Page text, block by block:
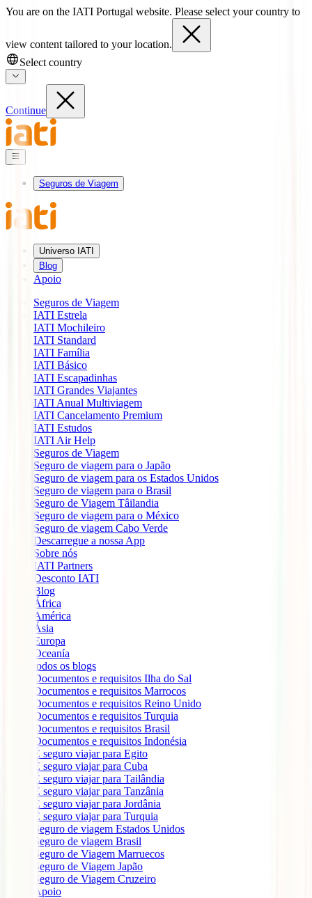
You are on the IATI Portugal website. Please select your country to
view content tailored to your location.
Select country
Continue
Seguros de Viagem
Universo IATI
Blog
Apoio
Seguros de Viagem
IATI Estrela
IATI Mochileiro
IATI Standard
IATI Família
IATI Básico
IATI Escapadinhas
IATI Grandes Viajantes
IATI Anual Multiviagem
IATI Cancelamento Premium
IATI Estudos
IATI Air Help
Seguros de Viagem
Seguro de viagem para o Japão
Seguro de viagem para os Estados Unidos
Seguro de viagem para o Brasil
Seguro de Viagem Tâilandia
Seguro de viagem para o México
Seguro de viagem Cabo Verde
Descarregue a nossa App
Sobre nós
IATI Partners
Desconto IATI
Blog
África
América
Ásia
Europa
Oceanía
todos os blogs
Documentos e requisitos Ilha do Sal
Documentos e requisitos Marrocos
Documentos e requisitos Reino Unido
Documentos e requisitos Turquia
Documentos e requisitos Brasil
Documentos e requisitos Indonésia
É seguro viajar para Egito
É seguro viajar para Cuba
É seguro viajar para Tailândia
É seguro viajar para Tanzânia
É seguro viajar para Jordânia
É seguro viajar para Turquia
Seguro de viagem Estados Unidos
Seguro de viagem Brasil
Seguro de Viagem Marruecos
Seguro de Viagem Japão
Seguro de Viagem Cruzeiro
Apoio